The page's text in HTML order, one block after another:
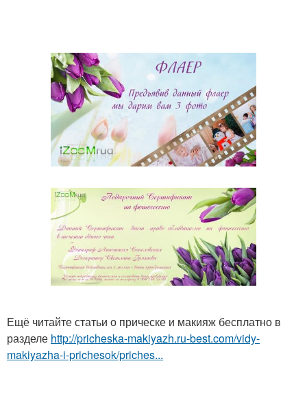
Ещё читайте статьи о прическе и макияж бесплатно в
разделе http://pricheska-makiyazh.ru-best.com/vidy-
makiyazha-i-prichesok/priches...